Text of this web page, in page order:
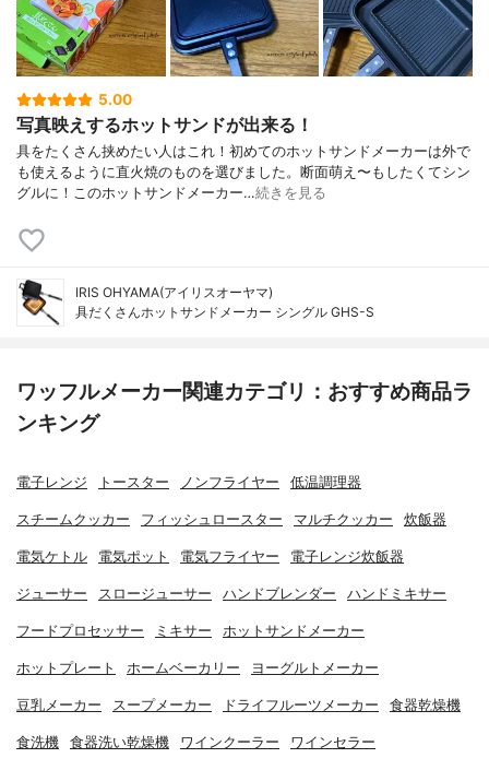
5.00
写真映えするホットサンドが出来る！
具をたくさん挟めたい人はこれ！初めてのホットサンドメーカーは外で
も使えるように直火焼のものを選びました。断面萌え〜もしたくてシン
グルに！このホットサンドメーカー…続きを見る
IRIS OHYAMA(アイリスオーヤマ)
具だくさんホットサンドメーカー シングル GHS-S
ワッフルメーカー関連カテゴリ：おすすめ商品ラ
ンキング
電子レンジ トースター ノンフライヤー 低温調理器
スチームクッカー フィッシュロースター マルチクッカー 炊飯器
電気ケトル 電気ポット 電気フライヤー 電子レンジ炊飯器
ジューサー スロージューサー ハンドブレンダー ハンドミキサー
フードプロセッサー ミキサー ホットサンドメーカー
ホットプレート ホームベーカリー ヨーグルトメーカー
豆乳メーカー スープメーカー ドライフルーツメーカー 食器乾燥機
食洗機 食器洗い乾燥機 ワインクーラー ワインセラー